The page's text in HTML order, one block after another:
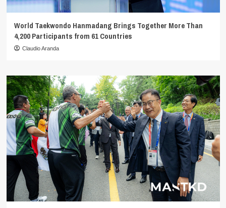
World Taekwondo Hanmadang Brings Together More Than
4,200 Participants from 61 Countries
Claudio Aranda